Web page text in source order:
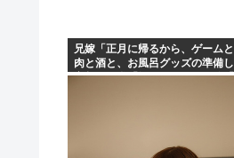
兄嫁「正月に帰るから、ゲーム
肉と酒と、お風呂グッズの準備し
寝起きの私「知るかボケ」兄嫁